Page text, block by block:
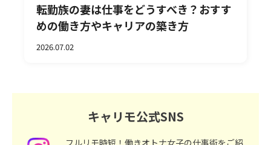
転勤族の妻は仕事をどうすべき？おすす
めの働き方やキャリアの築き方
2026.07.02
キャリモ公式SNS
フルリモ時短！働きオトナ女子の仕事術をご紹